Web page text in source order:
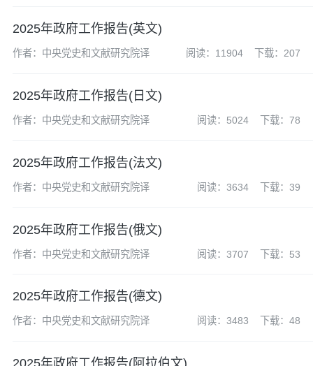
2025年政府工作报告(英文)
作者：中央党史和文献研究院译 阅读：11904 下载：207
2025年政府工作报告(日文)
作者：中央党史和文献研究院译 阅读：5024 下载：78
2025年政府工作报告(法文)
作者：中央党史和文献研究院译 阅读：3634 下载：39
2025年政府工作报告(俄文)
作者：中央党史和文献研究院译 阅读：3707 下载：53
2025年政府工作报告(德文)
作者：中央党史和文献研究院译 阅读：3483 下载：48